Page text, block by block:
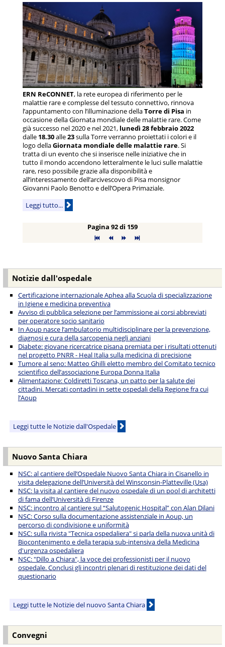
ERN ReCONNET, la rete europea di riferimento per le
malattie rare e complesse del tessuto connettivo, rinnova
l’appuntamento con l’illuminazione dellaTorre di Pisa in
occasione della Giornata mondiale delle malattie rare. Come
già successo nel 2020 e nel 2021,lunedì 28 febbraio 2022
dalle18.30alle23sulla Torre verranno proiettati i colori e il
logo dellaGiornata mondiale delle malattie rare. Si
tratta di un evento che si inserisce nelle iniziative che in
tutto il mondo accendono letteralmente le luci sulle malattie
rare, reso possibile grazie alla disponibilità e
all’interessamento dell’arcivescovo di Pisa monsignor
Giovanni Paolo Benotto e dell’Opera Primaziale.
Leggi tutto...
Pagina 92 di 159
Notizie dall'ospedale
Certificazione internazionale Aphea alla Scuola di specializzazione
in Igiene e medicina preventiva
Avviso di pubblica selezione per l’ammissione ai corsi abbreviati
per operatore socio sanitario
In Aoup nasce l’ambulatorio multidisciplinare per la prevenzione,
diagnosi e cura della sarcopenia negli anziani
Diabete: giovane ricercatrice pisana premiata per i risultati ottenuti
nel progetto PNRR - Heal Italia sulla medicina di precisione
Tumore al seno: Matteo Ghilli eletto membro del Comitato tecnico
scientifico dell’associazione Europa Donna Italia
Alimentazione: Coldiretti Toscana, un patto per la salute dei
cittadini. Mercati contadini in sette ospedali della Regione fra cui
l’Aoup
Leggi tutte le Notizie dall'Ospedale
Nuovo Santa Chiara
NSC: al cantiere dell’Ospedale Nuovo Santa Chiara in Cisanello in
visita delegazione dell’Università del Winsconsin-Platteville (Usa)
NSC: la visita al cantiere del nuovo ospedale di un pool di architetti
di fama dell’Università di Firenze
NSC: incontro al cantiere sul “Salutogenic Hospital” con Alan Dilani
NSC: Corso sulla documentazione assistenziale in Aoup, un
percorso di condivisione e uniformità
NSC: sulla rivista "Tecnica ospedaliera" si parla della nuova unità di
Biocontenimento e della terapia sub-intensiva della Medicina
d'urgenza ospedaliera
NSC: "Dillo a Chiara", la voce dei professionisti per il nuovo
ospedale. Conclusi gli incontri plenari di restituzione dei dati del
questionario
Leggi tutte le Notizie del nuovo Santa Chiara
Convegni